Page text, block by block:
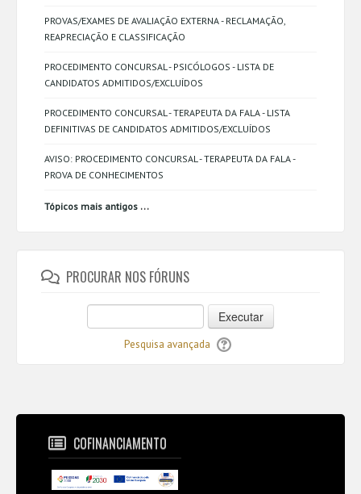
PROVAS/EXAMES DE AVALIAÇÃO EXTERNA - RECLAMAÇÃO,
REAPRECIAÇÃO E CLASSIFICAÇÃO
PROCEDIMENTO CONCURSAL - PSICÓLOGOS - LISTA DE
CANDIDATOS ADMITIDOS/EXCLUÍDOS
PROCEDIMENTO CONCURSAL - TERAPEUTA DA FALA - LISTA
DEFINITIVAS DE CANDIDATOS ADMITIDOS/EXCLUÍDOS
AVISO: PROCEDIMENTO CONCURSAL - TERAPEUTA DA FALA -
PROVA DE CONHECIMENTOS
Tópicos mais antigos ...
PROCURAR NOS FÓRUNS
Executar
Pesquisa avançada
COFINANCIAMENTO